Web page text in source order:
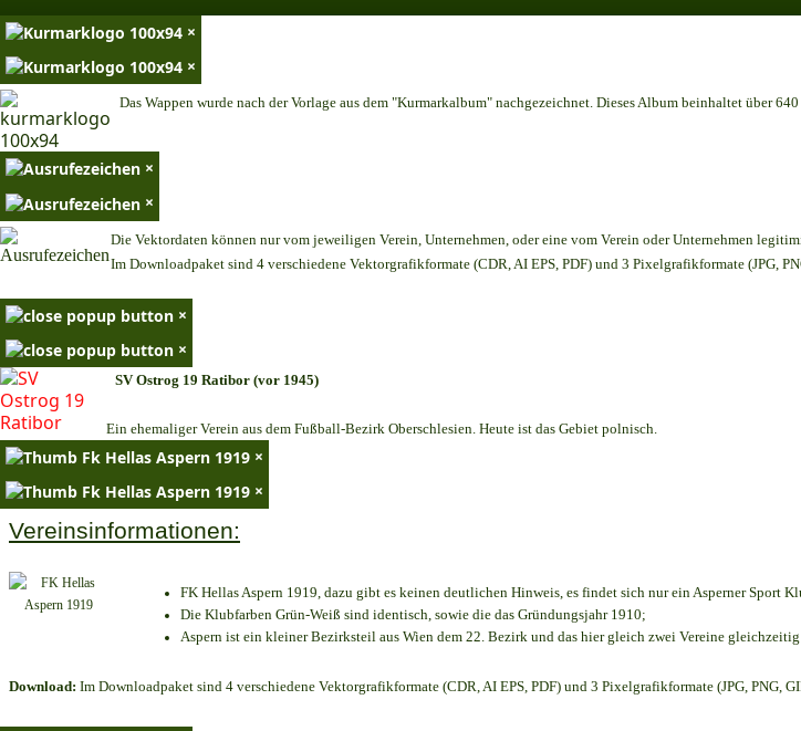
×
×
Das Wappen wurde nach der Vorlage aus dem "Kurmarkalbum" nachgezeichnet. Dieses Album beinhaltet über
×
×
Die Vektordaten können nur vom jeweiligen Verein, Unternehmen, oder eine vom Verein oder Unternehmen
Im Downloadpaket sind 4 verschiedene Vektorgrafikformate (CDR, AI EPS, PDF) und 3 Pixelgrafikformate (JPG,
×
×
SV Ostrog 19 Ratibor (vor 1945)
Ein ehemaliger Verein aus dem Fußball-Bezirk Oberschlesien. Heute ist das Gebiet polnisch.
×
×
Vereinsinformationen:
FK Hellas Aspern 1919, dazu gibt es keinen deutlichen Hinweis, es findet sich nur ein Asperner Sport
Die Klubfarben Grün-Weiß sind identisch, sowie die das Gründungsjahr 1910;
Aspern ist ein kleiner Bezirksteil aus Wien dem 22. Bezirk und das hier gleich zwei Vereine
Download: Im Downloadpaket sind 4 verschiedene Vektorgrafikformate (CDR, AI EPS, PDF) und 3 Pixelgrafikformate (JPG, PNG,